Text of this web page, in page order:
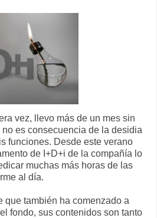
vez, llevo más de un mes sin
es consecuencia de la desidia
funciones. Desde este verano
de I+D+i de la compañía lo
muchas más horas de las
al día.
que también ha comenzado a
fondo, sus contenidos son tanto